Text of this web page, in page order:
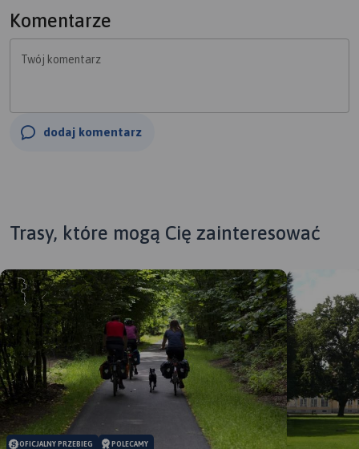
Komentarze
Twój komentarz
dodaj komentarz
Trasy, które mogą Cię zainteresować
OFICJALNY PRZEBIEG POLECAMY